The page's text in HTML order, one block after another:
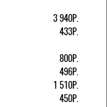
3 940Р.
433Р.
800Р.
496Р.
1 510Р.
450Р.